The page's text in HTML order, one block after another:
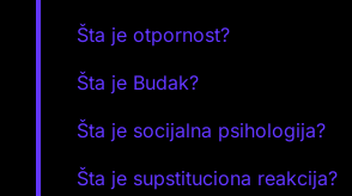
Šta je otpornost?
Šta je Budak?
Šta je socijalna psihologija?
Šta je supstituciona reakcija?